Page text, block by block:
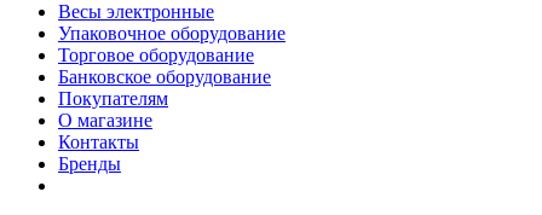
Весы электронные
Упаковочное оборудование
Торговое оборудование
Банковское оборудование
Покупателям
О магазине
Контакты
Бренды